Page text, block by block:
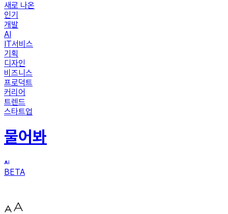
새로 나온
인기
개발
AI
IT서비스
기획
디자인
비즈니스
프로덕트
커리어
트렌드
스타트업
물어봐
BETA